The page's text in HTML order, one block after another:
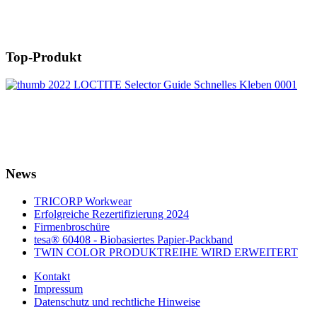
Top-Produkt
News
TRICORP Workwear
Erfolgreiche Rezertifizierung 2024
Firmenbroschüre
tesa® 60408 - Biobasiertes Papier-Packband
TWIN COLOR PRODUKTREIHE WIRD ERWEITERT
Kontakt
Impressum
Datenschutz und rechtliche Hinweise